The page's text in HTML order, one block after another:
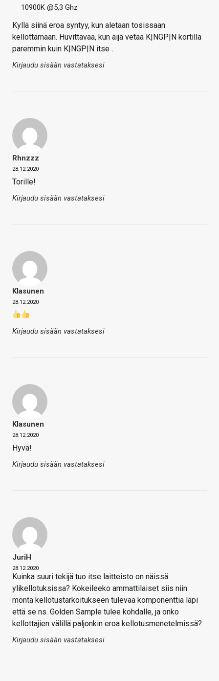
10900K @5,3 Ghz
Kyllä siinä eroa syntyy, kun aletaan tosissaan
kellottamaan. Huvittavaa, kun äijä vetää K|NGP|N kortilla
paremmin kuin K|NGP|N itse .
Kirjaudu sisään vastataksesi
Rhnzzz
28.12.2020
Torille!
Kirjaudu sisään vastataksesi
Klasunen
28.12.2020
Kirjaudu sisään vastataksesi
Klasunen
28.12.2020
Hyvä!
Kirjaudu sisään vastataksesi
JuriH
28.12.2020
Kuinka suuri tekijä tuo itse laitteisto on näissä
ylikellotuksissa? Kokeileeko ammattilaiset siis niin
monta kellotustarkoitukseen tulevaa komponenttia läpi
että se ns. Golden Sample tulee kohdalle, ja onko
kellottajien välillä paljonkin eroa kellotusmenetelmissä?
Kirjaudu sisään vastataksesi